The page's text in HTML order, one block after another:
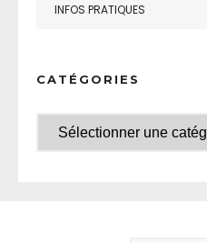
INFOS PRATIQUES
CATÉGORIES